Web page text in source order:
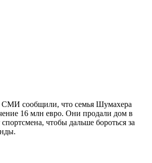
СМИ сообщили, что семья Шумахера
16 млн евро. Они продали дом в
чтобы дальше бороться за